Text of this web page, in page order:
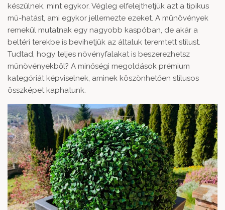
készülnek, mint egykor. Végleg elfelejthetjük azt a tipikus
mű-hatást, ami egykor jellemezte ezeket. A műnövények
remekül mutatnak egy nagyobb kaspóban, de akár a
beltéri terekbe is bevihetjük az általuk teremtett stílust.
Tudtad, hogy teljes növényfalakat is beszerezhetsz
műnövényekből? A minőségi megoldások prémium
kategóriát képviselnek, aminek köszönhetően stílusos
összképet kaphatunk.